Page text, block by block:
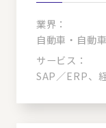
業界：
自動車・自動
サービス：
SAP／ERP、